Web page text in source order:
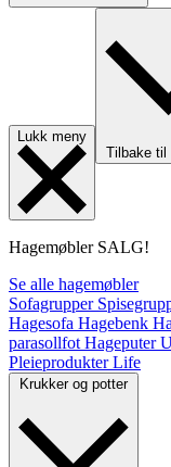
Lukk meny
Tilbake til
Hagemøbler SALG!
Se alle hagemøbler
Sofagrupper
Hagesofa Hagebenk
parasollfot Hageputer
PleieprodukterLife
Krukker og potter